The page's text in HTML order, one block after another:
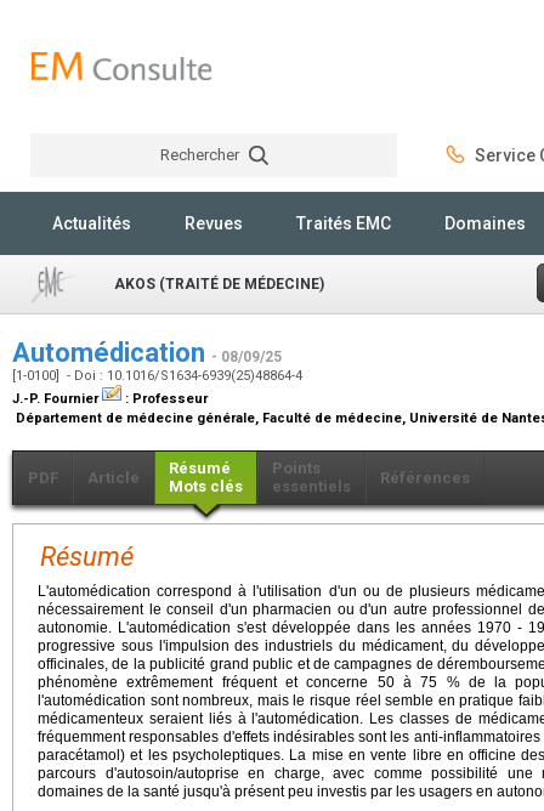
Rechercher Service
Actualités Revues Traités EMC Domaines
AKOS (TRAITÉ DE MÉDECINE)
Automédication - 08/09/25
[1-0100] - Doi : 10.1016/S1634-6939(25)48864-4
J.-P. Fournier
: Professeur
Département de médecine générale, Faculté de médecine, Université de
PDF Article
Résumé
Mots clés
Points
essentiels
Références
Résumé
L'automédication correspond à l'utilisation d'un ou de plusieurs
nécessairement le conseil d'un pharmacien ou d'un autre professionnel
autonomie. L'automédication s'est développée dans les années 1970 -
progressive sous l'impulsion des industriels du médicament, du
officinales, de la publicité grand public et de campagnes de
phénomène extrêmement fréquent et concerne 50 à 75 % de la
l'automédication sont nombreux, mais le risque réel semble en pratique
médicamenteux seraient liés à l'automédication. Les classes de
fréquemment responsables d'effets indésirables sont les anti-
paracétamol) et les psycholeptiques. La mise en vente libre en officine
parcours d'autosoin/autoprise en charge, avec comme possibilité une
domaines de la santé jusqu'à présent peu investis par les usagers en